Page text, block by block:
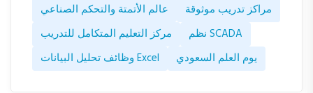
عالم الأتمتة والتحكم الصناعي
مراكز تدريب موثوقة
مركز التعليم المتكامل للتدريب
نظم SCADA
وظائف تحليل البيانات Excel
يوم العلم السعودي